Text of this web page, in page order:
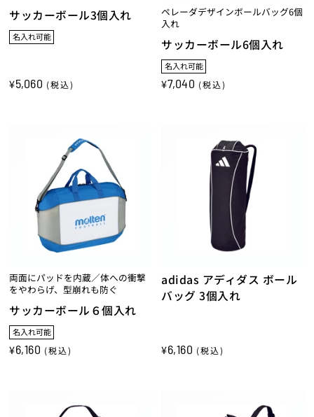
サッカーボール3個入れ
名入れ可能
¥5,060 (税込)
ペレーダデザインボールバッグ6個
入れ
サッカーボール6個入れ
名入れ可能
¥7,040 (税込)
両面にパッドを内蔵／体への衝撃
をやわらげ、型崩れも防ぐ
サッカーボール６個入れ
名入れ可能
¥6,160 (税込)
adidas アディダス ボール
バッグ 3個入れ
¥6,160 (税込)